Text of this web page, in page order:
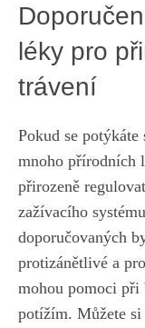
léky pro
trávení
Pokud se
mnoho přírodních
přirozeně
zažívacího
doporučovaných
protizánětlivé a
mohou pomoci
potížím. Můžete